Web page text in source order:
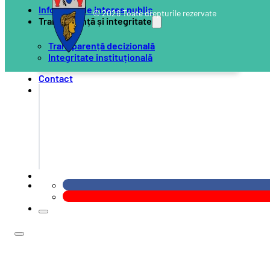
Informații de interes public
Transparență și integritate
Transparență decizională
Integritate instituțională
Contact
© 2026 Toate drepturile rezervate